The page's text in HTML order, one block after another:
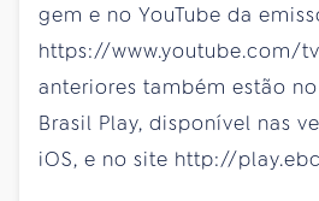
gem e no YouTube da
https://www.youtube.com/
anteriores também estão
Brasil Play, disponível nas
iOS, e no site http://